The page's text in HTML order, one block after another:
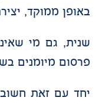
באופן ממוקד,
שנית, גם מי
פרסום מיומנים
יחד עם זאת